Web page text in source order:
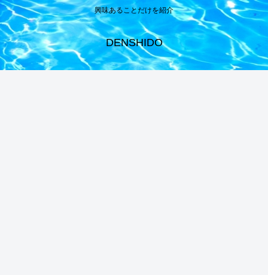
興味あることだけを紹介
DENSHIDO